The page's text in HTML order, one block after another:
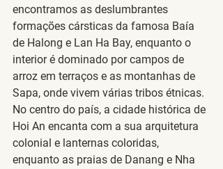
encontramos as deslumbrantes
formações cársticas da famosa Baía
de Halong e Lan Ha Bay, enquanto o
interior é dominado por campos de
arroz em terraços e as montanhas de
Sapa, onde vivem várias tribos étnicas.
No centro do país, a cidade histórica de
Hoi An encanta com a sua arquitetura
colonial e lanternas coloridas,
enquanto as praias de Danang e Nha